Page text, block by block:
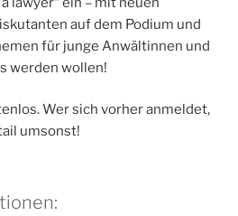
auf dem Podium und
für junge Anwältinnen und
werden wollen!
Wer sich vorher anmeldet,
umsonst!